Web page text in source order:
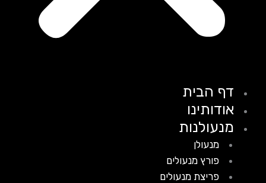
דף הבית
אודותינו
מנעולנות
מנעולן
פורץ מנעולים
פריצת מנעולים